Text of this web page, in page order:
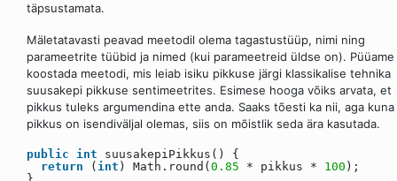
täpsustamata.
Mäletatavasti peavad meetodil olema tagastustüüp, nimi ning
parameetrite tüübid ja nimed (kui parameetreid üldse on). Püüame
koostada meetodi, mis leiab isiku pikkuse järgi klassikalise tehnika
suusakepi pikkuse sentimeetrites. Esimese hooga võiks arvata, et
pikkus tuleks argumendina ette anda. Saaks tõesti ka nii, aga kuna
pikkus on isendiväljal olemas, siis on mõistlik seda ära kasutada.
public int
suusakepiPikkus() {
return
( int ) Math.round(0.85 * pikkus * 100 );